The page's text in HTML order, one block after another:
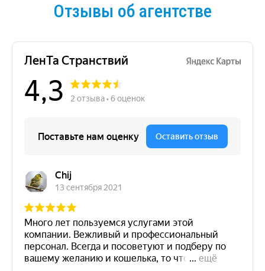
Отзывы об агентстве